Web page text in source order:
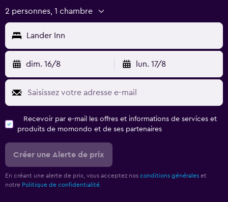
2 personnes, 1 chambre
Lander Inn
dim. 16/8 lun. 17/8
Recevoir par e-mail les offres et informations de services et
produits de momondo et de ses partenaires
Créer une Alerte de prix
En créant une alerte de prix, vous acceptez nos conditions générales et
notre Politique de confidentialité.